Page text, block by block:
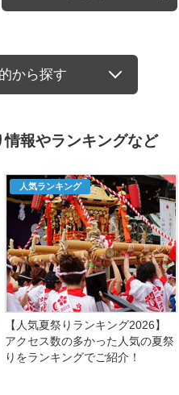
から探す
情報やランキングなど
人気ランキング
【人気夏祭りランキング2026】
アクセス数の多かった人気の夏祭
りをランキングでご紹介！